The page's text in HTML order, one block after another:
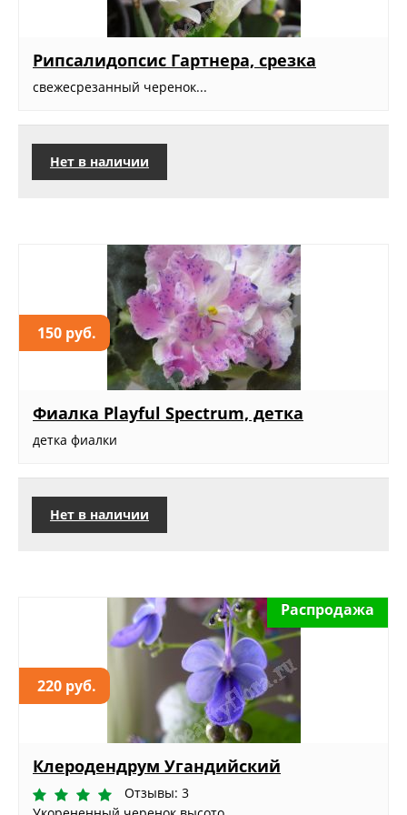
Рипсалидопсис Гартнера, срезка
свежесрезанный черенок...
Нет в наличии
150 руб.
Фиалка Playful Spectrum, детка
детка фиалки
Нет в наличии
220 руб.
Распродажа
Клеродендрум Угандийский
Отзывы: 3